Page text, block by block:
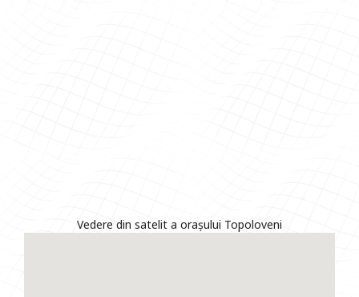
Vedere din satelit a orașului Topoloveni